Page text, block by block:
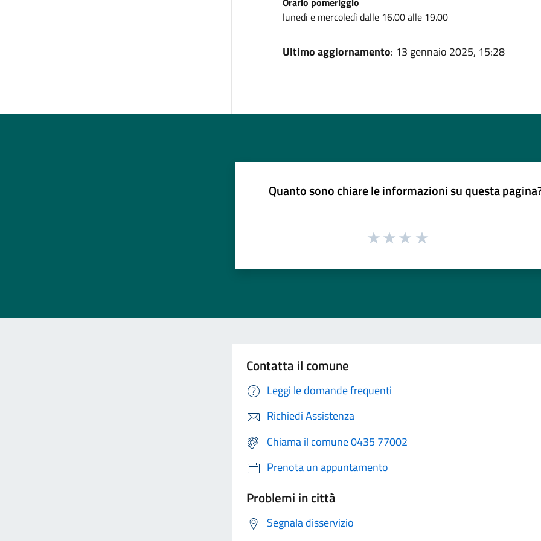
lunedì e mercoledì dalle 16.00 alle 19.00
Ultimo aggiornamento: 13 gennaio 2025, 15:28
Quanto sono chiare le informazioni su questa
Contatta il comune
Leggi le domande frequenti
Richiedi Assistenza
Chiama il comune 0435 77002
Prenota un appuntamento
Problemi in città
Segnala disservizio